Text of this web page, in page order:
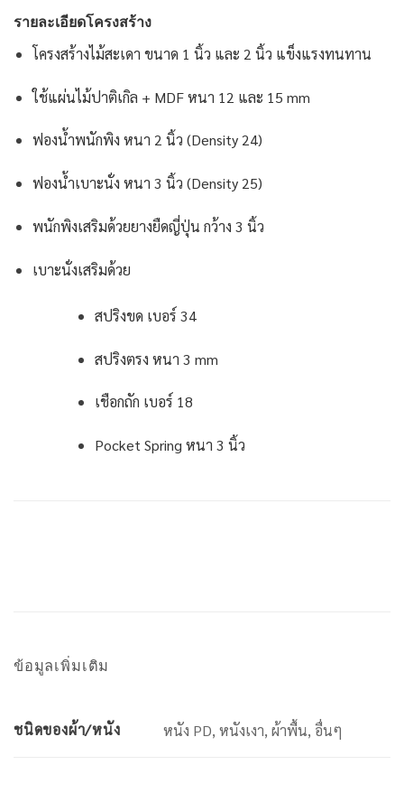
รายละเอียดโครงสร้าง
โครงสร้างไม้สะเดา ขนาด 1 นิ้ว และ 2 นิ้ว แข็งแรงทนทาน
ใช้แผ่นไม้ปาติเกิล + MDF หนา 12 และ 15 mm
ฟองน้ำพนักพิง หนา 2 นิ้ว (Density 24)
ฟองน้ำเบาะนั่ง หนา 3 นิ้ว (Density 25)
พนักพิงเสริมด้วยยางยืดญี่ปุ่น กว้าง 3 นิ้ว
เบาะนั่งเสริมด้วย
สปริงขด เบอร์ 34
สปริงตรง หนา 3 mm
เชือกถัก เบอร์ 18
Pocket Spring หนา 3 นิ้ว
ข้อมูลเพิ่มเติม
ชนิดของผ้า/หนัง หนัง PD, หนังเงา, ผ้าพื้น, อื่นๆ